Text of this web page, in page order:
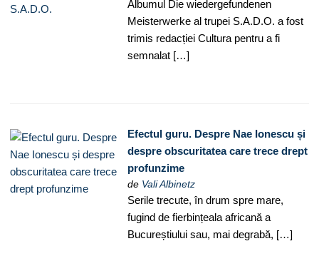
Albumul Die wiedergefundenen
Meisterwerke al trupei S.A.D.O. a fost
trimis redacției Cultura pentru a fi
semnalat […]
Efectul guru. Despre Nae Ionescu și
despre obscuritatea care trece drept
profunzime
de Vali Albinetz
Serile trecute, în drum spre mare,
fugind de fierbințeala africană a
Bucureștiului sau, mai degrabă, […]